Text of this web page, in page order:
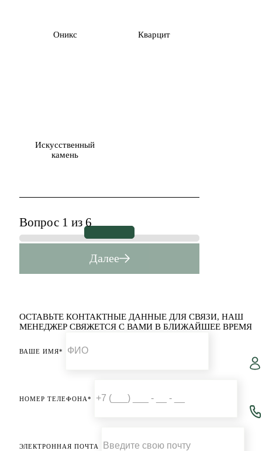
Оникс Кварцит
Искусственный
камень
Вопрос 1 из 6
Далее
ОСТАВЬТЕ КОНТАКТНЫЕ ДАННЫЕ ДЛЯ СВЯЗИ, НАШ
МЕНЕДЖЕР СВЯЖЕТСЯ С ВАМИ В БЛИЖАЙШЕЕ ВРЕМЯ
ВАШЕ ИМЯ*
НОМЕР ТЕЛЕФОНА*
ЭЛЕКТРОННАЯ ПОЧТА